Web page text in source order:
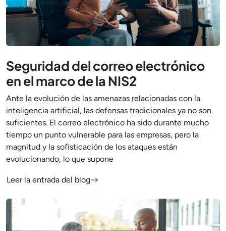
Seguridad del correo electrónico
en el marco de la NIS2
Ante la evolución de las amenazas relacionadas con la
inteligencia artificial, las defensas tradicionales ya no son
suficientes. El correo electrónico ha sido durante mucho
tiempo un punto vulnerable para las empresas, pero la
magnitud y la sofisticación de los ataques están
evolucionando, lo que supone
Leer la entrada del blog